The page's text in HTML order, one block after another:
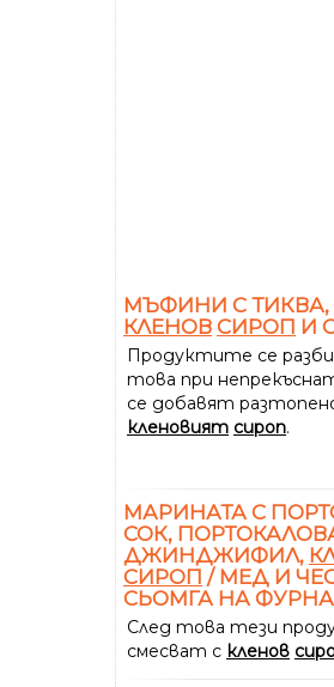
МЪФИНИ С ТИКВА,
КЛЕНОВ СИРОП И
Продуктите се
това при
се добавят
кленовият сироп.
МАРИНАТА С
СОК,
ДЖИНДЖИФИЛ,
СИРОП / МЕД И
СЬОМГА НА ФУРНА
След това тези
смесват с кленов